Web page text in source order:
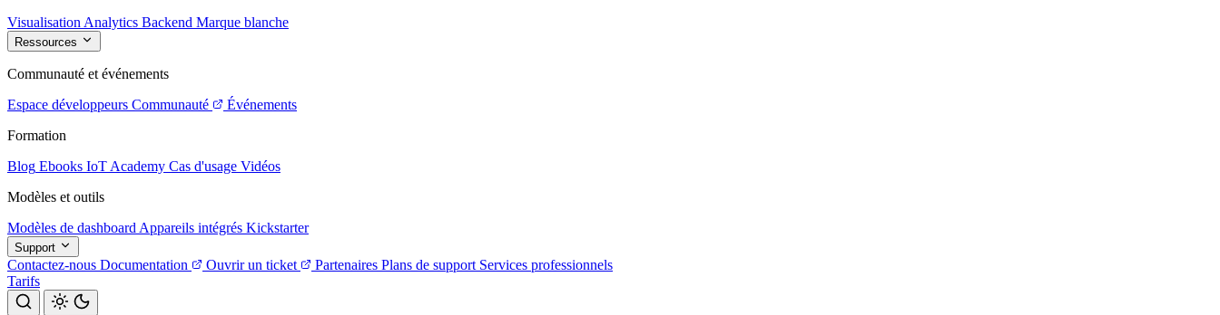
Visualisation Analytics Backend Marque blanche
Ressources
Communauté et événements
Espace développeurs Communauté
Événements
Formation
Blog Ebooks IoT Academy Cas d'usage Vidéos
Modèles et outils
Modèles de dashboard Appareils intégrés Kickstarter
Support
Contactez-nous Documentation Ouvrir un ticket Partenaires Plans de support Services professionnels
Tarifs